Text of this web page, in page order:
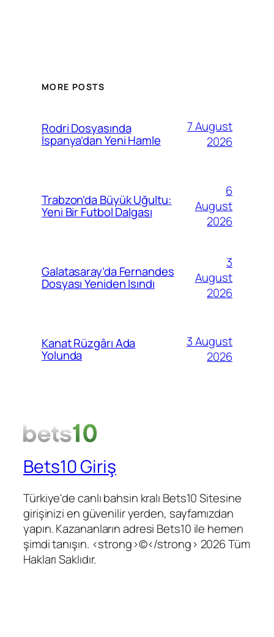
MORE POSTS
Rodri Dosyasında
İspanya’dan Yeni Hamle
7 August
2026
Trabzon’da Büyük Uğultu:
Yeni Bir Futbol Dalgası
6
August
2026
Galatasaray’da Fernandes
Dosyası Yeniden Isındı
3
August
2026
Kanat Rüzgârı Ada
Yolunda
3 August
2026
Bets10 Giriş
Türkiye'de canlı bahsin kralı Bets10 Sitesine
girişinizi en güvenilir yerden, sayfamızdan
yapın. Kazananların adresi Bets10 ile hemen
şimdi tanışın. <strong>©</strong> 2026 Tüm
Hakları Saklıdır.